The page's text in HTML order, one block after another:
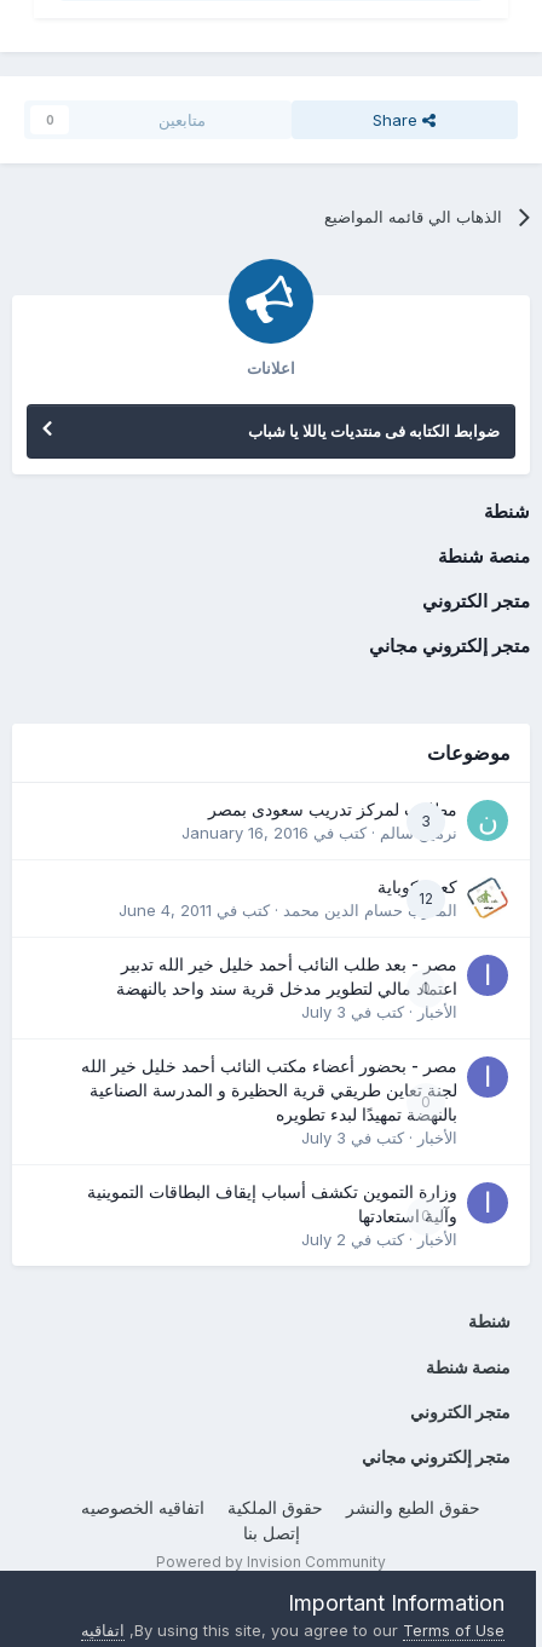
Share متابعين 0
الذهاب الي قائمه المواضيع
اعلانات
ضوابط الكتابه فى منتديات ياللا يا شباب
شنطة
منصة شنطة
متجر الكتروني
متجر إلكتروني مجاني
موضوعات
3
مطلوب لمركز تدريب سعودى بمصر
نرمين سالم· كتب في January 16, 2016
12
كعب كوباية
المدرب حسام الدين محمد· كتب في June 4, 2011
0
مصر - بعد طلب النائب أحمد خليل خير الله تدبير
اعتماد مالي لتطوير مدخل قرية سند واحد بالنهضة
الأخبار· كتب في July 3
0
مصر - بحضور أعضاء مكتب النائب أحمد خليل خير الله
لجنة تعاين طريقي قرية الحظيرة و المدرسة الصناعية
بالنهضة تمهيدًا لبدء تطويره
الأخبار· كتب في July 3
0
وزارة التموين تكشف أسباب إيقاف البطاقات التموينية
وآلية استعادتها
الأخبار· كتب في July 2
شنطة
منصة شنطة
متجر الكتروني
متجر إلكتروني مجاني
حقوق الطبع والنشر حقوق الملكية
اتفاقيه الخصوصيه
إتصل بنا
Powered by Invision Community
Important Information
By using this site, you agree to ourTerms of Use
, اتفاقيه